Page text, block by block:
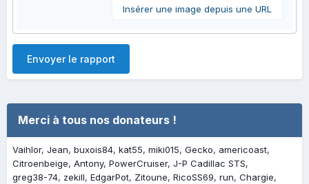
Insérer une image depuis une URL
Envoyer le rapport
Merci à tous nos donateurs !
Vaihlor Jean buxois84 kat55 miki015 Gecko
americoast
Citroenbeige Antony PowerCruiser J-P Cadillac STS
greg38-74 zekill EdgarPot Zitoune RicoSS69 run Chargie